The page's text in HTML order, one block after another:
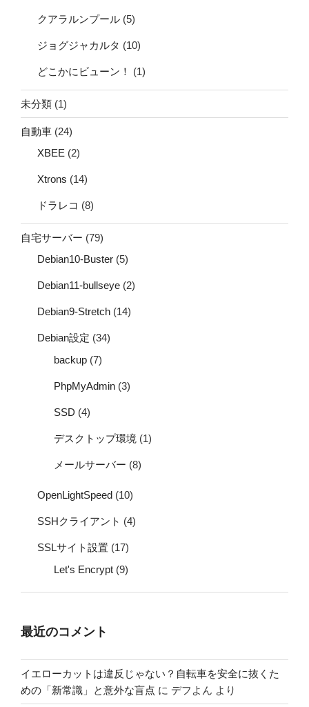
クアラルンプール (5)
ジョグジャカルタ (10)
どこかにビューン！ (1)
未分類 (1)
自動車 (24)
XBEE (2)
Xtrons (14)
ドラレコ (8)
自宅サーバー (79)
Debian10-Buster (5)
Debian11-bullseye (2)
Debian9-Stretch (14)
Debian設定 (34)
backup (7)
PhpMyAdmin (3)
SSD (4)
デスクトップ環境 (1)
メールサーバー (8)
OpenLightSpeed (10)
SSHクライアント (4)
SSLサイト設置 (17)
Let's Encrypt (9)
最近のコメント
イエローカットは違反じゃない？自転車を安全に抜くた
めの「新常識」と意外な盲点 に デフよん より